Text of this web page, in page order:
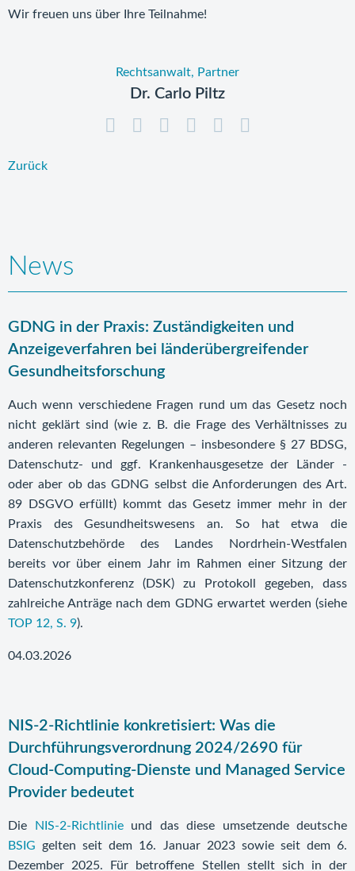
Wir freuen uns über Ihre Teilnahme!
Rechtsanwalt, Partner
Dr. Carlo Piltz
Zurück
News
GDNG in der Praxis: Zuständigkeiten und
Anzeigeverfahren bei länderübergreifender
Gesundheitsforschung
Auch wenn verschiedene Fragen rund um das Gesetz noch
nicht geklärt sind (wie z. B. die Frage des Verhältnisses zu
anderen relevanten Regelungen – insbesondere § 27 BDSG,
Datenschutz- und ggf. Krankenhausgesetze der Länder -
oder aber ob das GDNG selbst die Anforderungen des Art.
89 DSGVO erfüllt) kommt das Gesetz immer mehr in der
Praxis des Gesundheitswesens an. So hat etwa die
Datenschutzbehörde des Landes Nordrhein-Westfalen
bereits vor über einem Jahr im Rahmen einer Sitzung der
Datenschutzkonferenz (DSK) zu Protokoll gegeben, dass
zahlreiche Anträge nach dem GDNG erwartet werden (siehe
TOP 12, S. 9).
04.03.2026
NIS-2-Richtlinie konkretisiert: Was die
Durchführungsverordnung 2024/2690 für
Cloud-Computing-Dienste und Managed Service
Provider bedeutet
Die NIS-2-Richtlinieund das diese umsetzende deutsche
BSIG gelten seit dem 16. Januar 2023 sowie seit dem 6.
Dezember 2025. Für betroffene Stellen stellt sich in der